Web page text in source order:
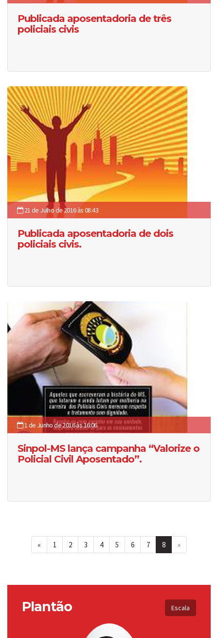
Publicada aposentadoria de três
policiais civis
21 de Julho de 2016 às 08:43
Publicada aposentadoria de dois
policiais civis.
1 de Junho de 2016 às 16:06
Sinpol-MS lança campanha “Valorize o
Policial Civil Aposentado”.
« 1 2 3 4 5 6 7 8 »
Plantão Escala